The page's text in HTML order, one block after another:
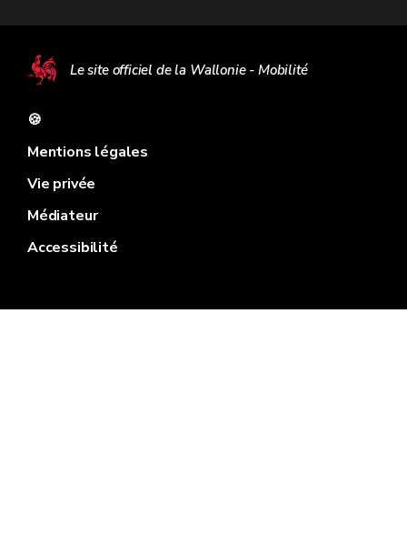
Le site officiel de la Wallonie - Mobilité
🍪
Mentions légales
Vie privée
Médiateur
Accessibilité